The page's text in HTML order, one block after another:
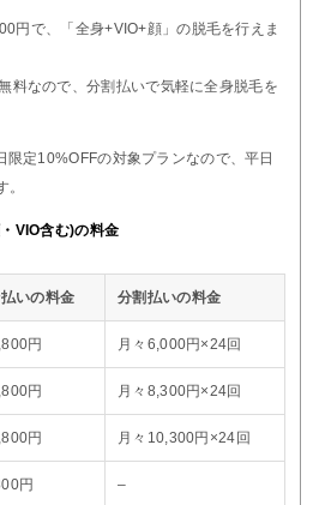
円で、「全身+VIO+顔」の脱毛を行えま
料なので、分割払いで気軽に全身脱毛を
限定10%OFFの対象プランなので、平日
VIO含む)の料金
いの料金 分割払いの料金
円 月々6,000円×24回
円 月々8,300円×24回
円 月々10,300円×24回
円 –